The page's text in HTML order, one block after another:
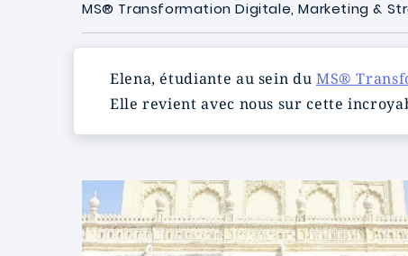
MS® Transformation Digitale, Marketing &
Elena, étudiante au sein du MS®
Elle revient avec nous sur cette